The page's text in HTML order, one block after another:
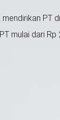
PT
mulai dari